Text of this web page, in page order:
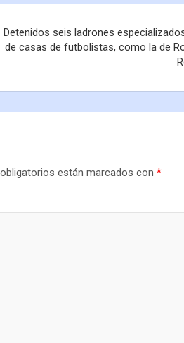
Detenidos seis ladrones
de casas de futbolistas, como la de
están marcados con *